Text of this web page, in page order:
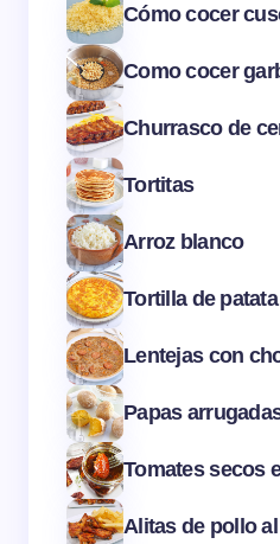
Cómo cocer
Como cocer
Churrasco de
Tortitas
Arroz blanco
Tortilla de patata
Lentejas con
Papas
Tomates secos
Alitas de pollo